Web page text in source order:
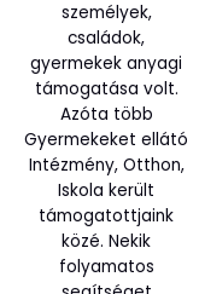
személyek,
családok,
gyermekek anyagi
támogatása volt.
Azóta több
Gyermekeket ellátó
Intézmény, Otthon,
Iskola került
támogatottjaink
közé. Nekik
folyamatos